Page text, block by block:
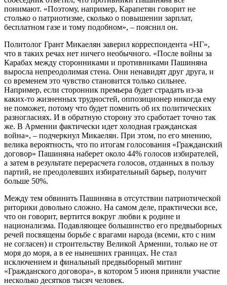
понимают. «Поэтому, например, Карапетян говорит не
столько о патриотизме, сколько о повышении зарплат,
бесплатном газе и тому подобном», – пояснил он.
Политолог Грант Микаелян заверил корреспондента «НГ»,
что в таких речах нет ничего необычного. «После войны за
Карабах между сторонниками и противниками Пашиняна
выросла непреодолимая стена. Они ненавидят друг друга, и
со временем это чувство становится только сильнее.
Например, если сторонник премьера будет страдать из-за
каких-то жизненных трудностей, оппозиционер никогда ему
не поможет, потому что будет помнить об их политических
разногласиях. И в обратную сторону это сработает точно так
же. В Армении фактически идет холодная гражданская
война», – подчеркнул Микаелян. При этом, по его мнению,
велика вероятность, что по итогам голосования «Гражданский
договор» Пашиняна наберет около 44% голосов избирателей,
а затем в результате перерасчета голосов, отданных в пользу
партий, не преодолевших избирательный барьер, получит
больше 50%.
Между тем обвинить Пашиняна в отсутствии патриотической
риторики довольно сложно. На самом деле, практически все,
что он говорит, вертится вокруг любви к родине и
национализма. Подавляющее большинство его предвыборных
речей посвящены борьбе с врагами народа (всеми, кто с ним
не согласен) и строительству Великой Армении, только не от
моря до моря, а в ее нынешних границах. Не стал
исключением и финальный предвыборный митинг
«Гражданского договора», в котором 5 июня приняли участие
несколько десятков тысяч человек.